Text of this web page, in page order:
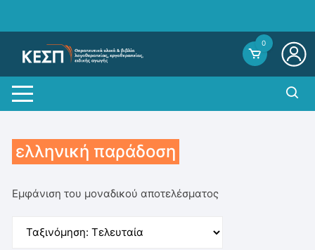
0
ελληνική παράδοση
Εμφάνιση του μοναδικού αποτελέσματος